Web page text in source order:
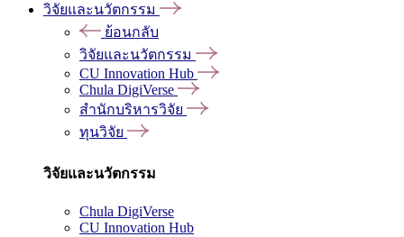
วิจัยและนวัตกรรม
ย้อนกลับ
วิจัยและนวัตกรรม
CU Innovation Hub
Chula DigiVerse
สำนักบริหารวิจัย
ทุนวิจัย
วิจัยและนวัตกรรม
Chula DigiVerse
CU Innovation Hub